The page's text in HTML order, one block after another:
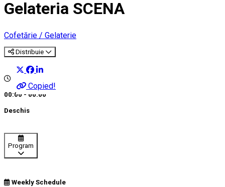
Gelateria SCENA
Cofetărie / Gelaterie
Distribuie
Copied!
00:00 - 00:00
Deschis
Program
Weekly Schedule